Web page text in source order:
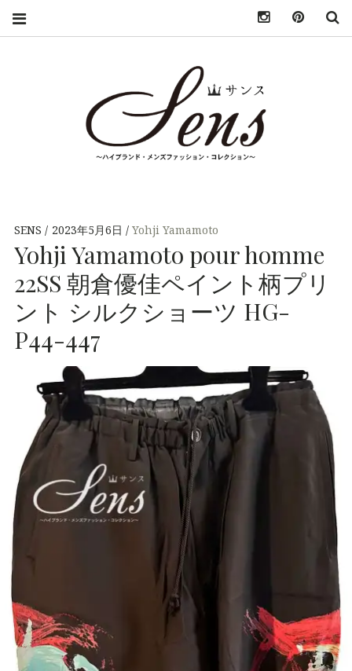
ス）〜
MENS
HIGH
BRAND
COLLECTI
ON（ハイブ
ランド・メ
ンズファッ
ション・コ
レクショ
ン）〜
COLLECTION（ハ
ファッション・コレ
クション）
SENS 2023年5月6日 Yohji Yamamoto
Yohji Yamamoto pour homme
22SS 朝倉優佳ペイント柄プリ
ント シルクショーツ HG-
P44-447
INSTAGRAM